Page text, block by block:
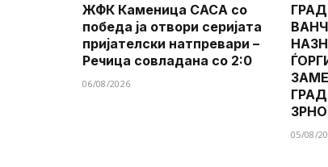
ЖФК Каменица САСА со
победа ја отвори серијата
пријателски натпревари –
Речица совладана со 2:0
06/08/2026
05/08/